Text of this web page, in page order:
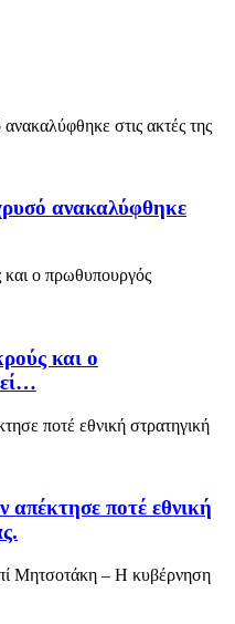
ανακαλύφθηκε
και ο
απέκτησε ποτέ εθνική